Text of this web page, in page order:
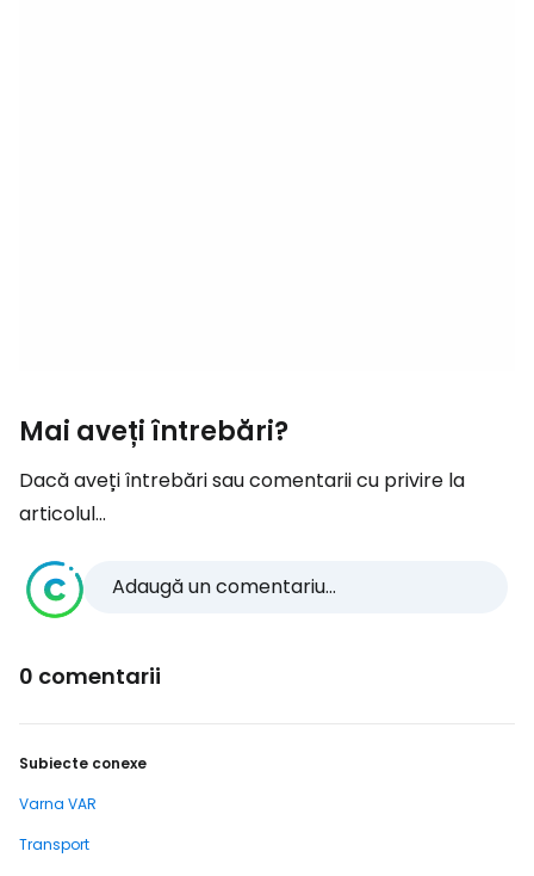
Mai aveți întrebări?
Dacă aveți întrebări sau comentarii cu privire la
articolul...
Adaugă un comentariu...
0 comentarii
Subiecte conexe
Varna VAR
Transport